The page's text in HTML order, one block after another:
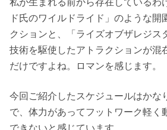
私が生まれる前から存在しているわ
ド氏のワイルドライド」のような開
クションと、「ライズオブザレジス
技術を駆使したアトラクションが混
だけですよね。ロマンを感じます。
今回ご紹介したスケジュールはかな
で、体力があってフットワーク軽く
できないと感じています。